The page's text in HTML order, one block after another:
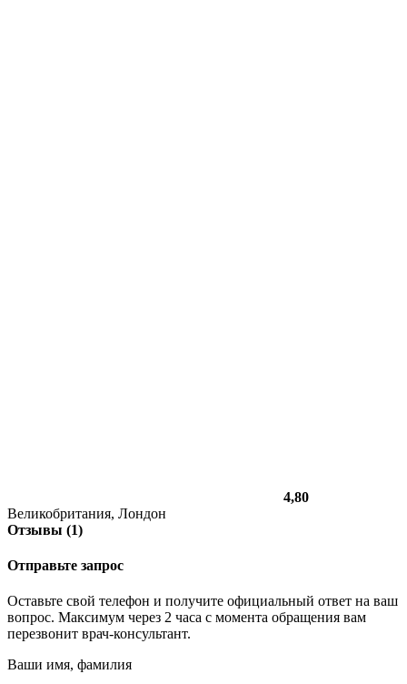
4,80
Великобритания, Лондон
Отзывы (1)
Отправьте запрос
Оставьте свой телефон и получите официальный ответ на ваш
вопрос. Максимум через 2 часа с момента обращения вам
перезвонит врач-консультант.
Ваши имя, фамилия